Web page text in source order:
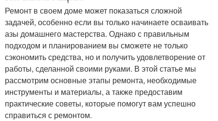
Ремонт в своем доме может показаться сложной
задачей, особенно если вы только начинаете осваивать
азы домашнего мастерства. Однако с правильным
подходом и планированием вы сможете не только
сэкономить средства, но и получить удовлетворение от
работы, сделанной своими руками. В этой статье мы
рассмотрим основные этапы ремонта, необходимые
инструменты и материалы, а также предоставим
практические советы, которые помогут вам успешно
справиться с ремонтом.